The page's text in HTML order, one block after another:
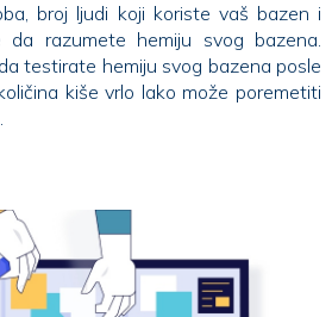
broj ljudi koji koriste vaš bazen i
razumete hemiju svog bazena.
testirate hemiju svog bazena posle
kiše vrlo lako može poremetiti